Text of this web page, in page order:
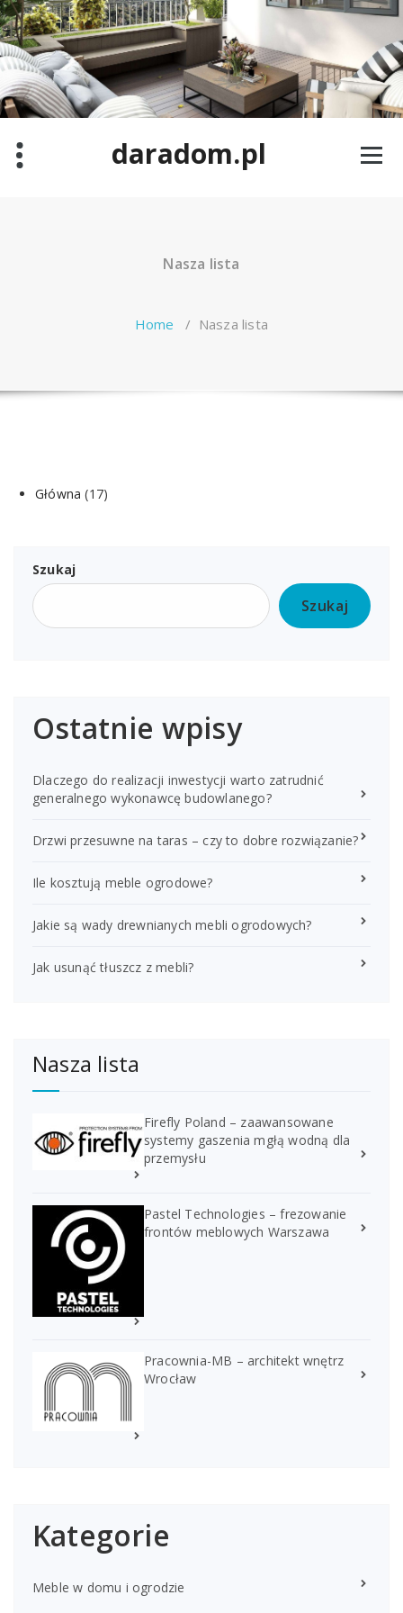
Skip
to
content
daradom.pl
Nasza lista
Home / Nasza lista
Główna (17)
Szukaj
Szukaj
Ostatnie wpisy
Dlaczego do realizacji inwestycji warto zatrudnić
generalnego wykonawcę budowlanego?
Drzwi przesuwne na taras – czy to dobre rozwiązanie?
Ile kosztują meble ogrodowe?
Jakie są wady drewnianych mebli ogrodowych?
Jak usunąć tłuszcz z mebli?
Nasza lista
Firefly Poland – zaawansowane
systemy gaszenia mgłą wodną dla
przemysłu
Pastel Technologies – frezowanie
frontów meblowych Warszawa
Pracownia-MB – architekt wnętrz
Wrocław
Kategorie
Meble w domu i ogrodzie